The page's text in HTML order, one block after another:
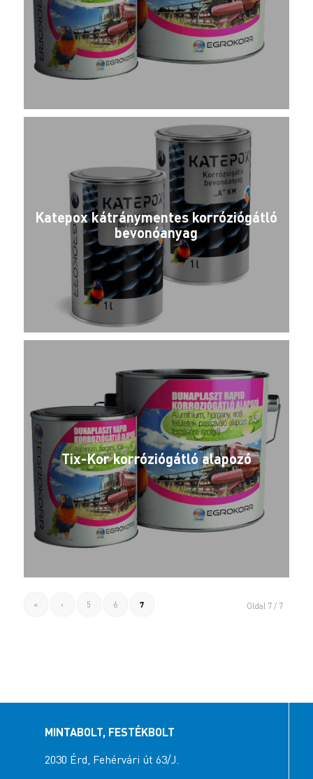
Katepox kátránymentes korróziógátló
bevonóanyag
Tix-Kor korróziógátló alapozó
Oldal 7 / 7
« ‹ 5 6 7
MINTABOLT, FESTÉKBOLT
2030 Érd, Fehérvári út 63/J.